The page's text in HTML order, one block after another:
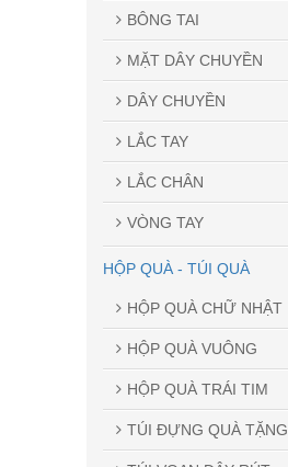
BÔNG TAI
MẶT DÂY CHUYỀN
DÂY CHUYỀN
LẮC TAY
LẮC CHÂN
VÒNG TAY
HỘP QUÀ - TÚI QUÀ
HỘP QUÀ CHỮ NHẬT
HỘP QUÀ VUÔNG
HỘP QUÀ TRÁI TIM
TÚI ĐỰNG QUÀ TẶNG